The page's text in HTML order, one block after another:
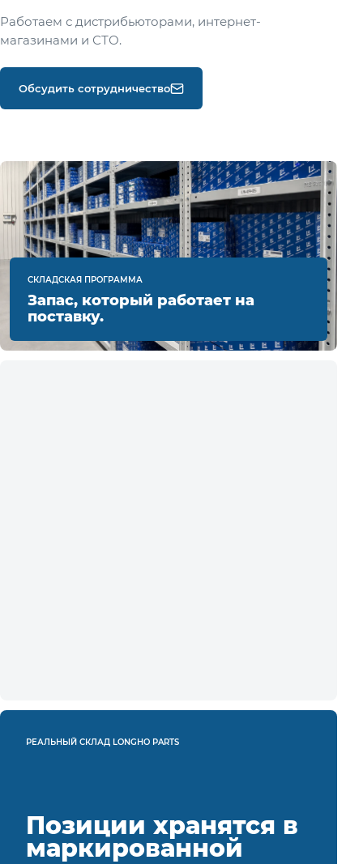
Работаем с дистрибьюторами, интернет-
магазинами и СТО.
Обсудить сотрудничество
СКЛАДСКАЯ ПРОГРАММА
Запас, который работает на
поставку.
РЕАЛЬНЫЙ СКЛАД LONGHO PARTS
Позиции хранятся в
маркированной